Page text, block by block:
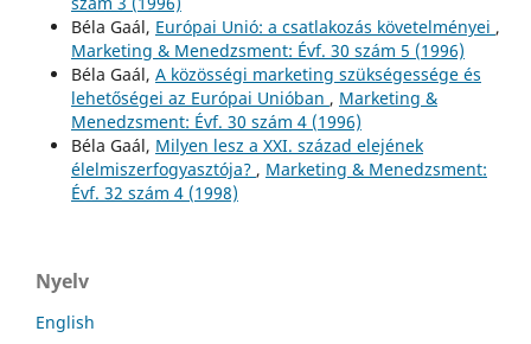
Béla Gaál, Európai Unió: a csatlakozás követelményei ,
Marketing & Menedzsment: Évf. 30 szám 5 (1996)
Béla Gaál, A közösségi marketing szükségessége és
lehetőségei az Európai Unióban , Marketing &
Menedzsment: Évf. 30 szám 4 (1996)
Béla Gaál, Milyen lesz a XXI. század elejének
élelmiszerfogyasztója? , Marketing & Menedzsment:
Évf. 32 szám 4 (1998)
Nyelv
English